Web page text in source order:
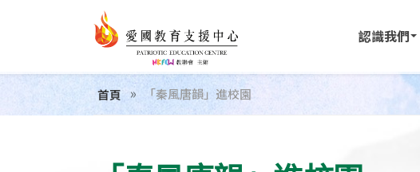
認識我們
首頁 「秦風唐韻」進校園